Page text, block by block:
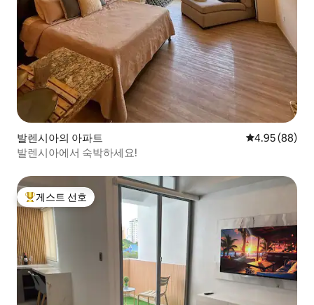
발렌시아의 아파트 평점 4.95점(5
4.95 (88)
발렌시아에서 숙박하세요!
상위 게스트 선호
게스트 선호